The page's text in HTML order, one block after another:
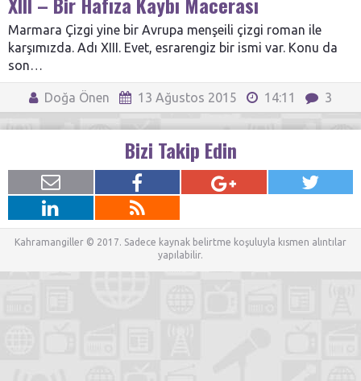
Marmara Çizgi yine bir Avrupa menşeili çizgi roman ile
karşımızda. Adı XIII. Evet, esrarengiz bir ismi var. Konu da
son…
Doğa Önen 13 Ağustos 2015 14:11 3
Bizi Takip Edin
Kahramangiller © 2017. Sadece kaynak belirtme koşuluyla kısmen alıntılar
yapılabilir.